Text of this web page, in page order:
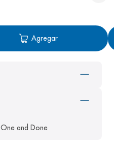
Agregar
One and Done